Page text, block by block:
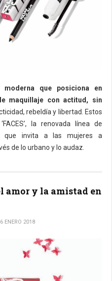
que posiciona en
maquillaje con actitud, sin
rebeldía y libertad. Estos
la renovada línea de
que invita a las mujeres a
de lo urbano y lo audaz.
amor y la amistad en
ENERO 2018